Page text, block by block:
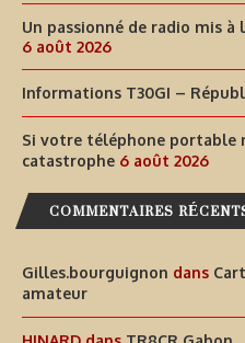
Un passionné de radio mis
6 août 2026
Informations T30GI –
Si votre téléphone portable
catastrophe 6 août 2026
COMMENTAIRES
Gilles.bourguignon dans
amateur